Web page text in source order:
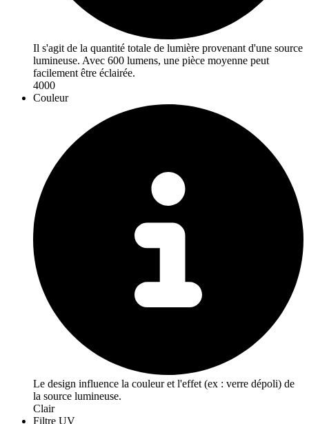
Il s'agit de la quantité totale de lumière provenant d'une source
lumineuse. Avec 600 lumens, une pièce moyenne peut
facilement être éclairée.
4000
Couleur
Le design influence la couleur et l'effet (ex : verre dépoli) de
la source lumineuse.
Clair
Filtre UV